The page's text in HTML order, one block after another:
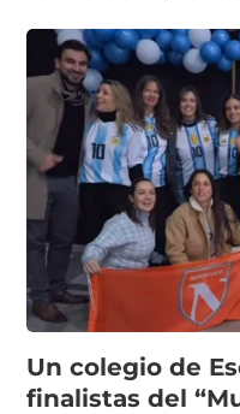
Un colegio de
finalistas del